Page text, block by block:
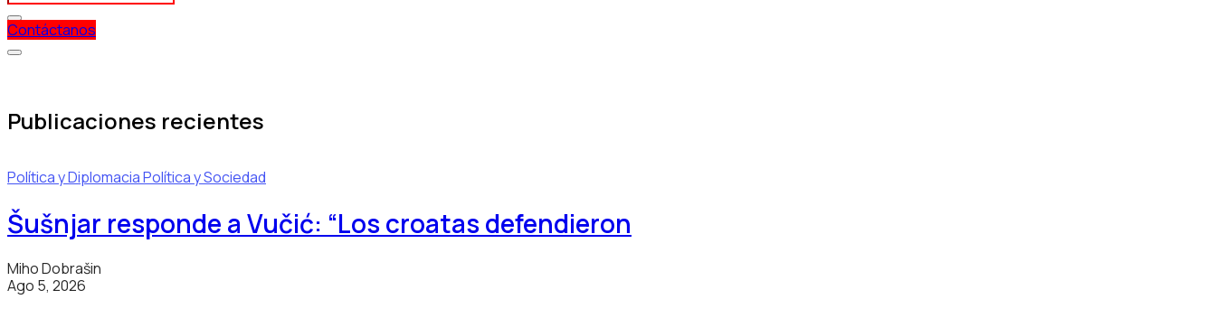
Contáctanos
Publicaciones recientes
Política y DiplomaciaPolítica y Sociedad
Šušnjar responde a Vučić: “Los croatas defendieron
Miho Dobrašin
Ago 5, 2026